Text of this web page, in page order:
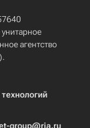
агентство
group@ria.ru